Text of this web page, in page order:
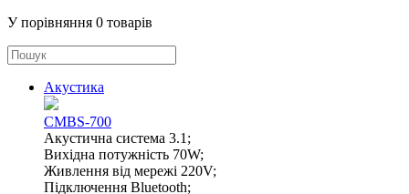
У порівняння 0 товарів
Акустика
CMBS-700
Акустична система 3.1;
Вихідна потужність 70W;
Живлення від мережі 220V;
Підключення Bluetooth;